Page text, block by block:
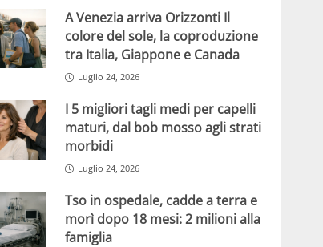
A Venezia arriva Orizzonti Il
colore del sole, la coproduzione
tra Italia, Giappone e Canada
Luglio 24, 2026
I 5 migliori tagli medi per capelli
maturi, dal bob mosso agli strati
morbidi
Luglio 24, 2026
Tso in ospedale, cadde a terra e
morì dopo 18 mesi: 2 milioni alla
famiglia